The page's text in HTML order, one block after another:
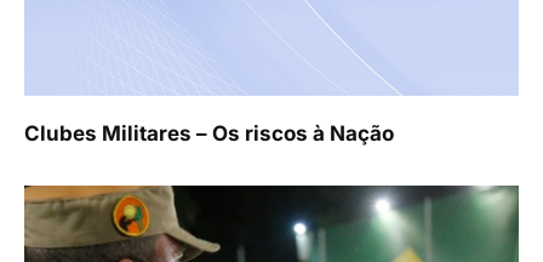
Clubes Militares – Os riscos à Nação